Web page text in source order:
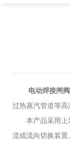
电动焊接闸阀
过热蒸汽管道等高
本产品采用上装
流或流向切换装置